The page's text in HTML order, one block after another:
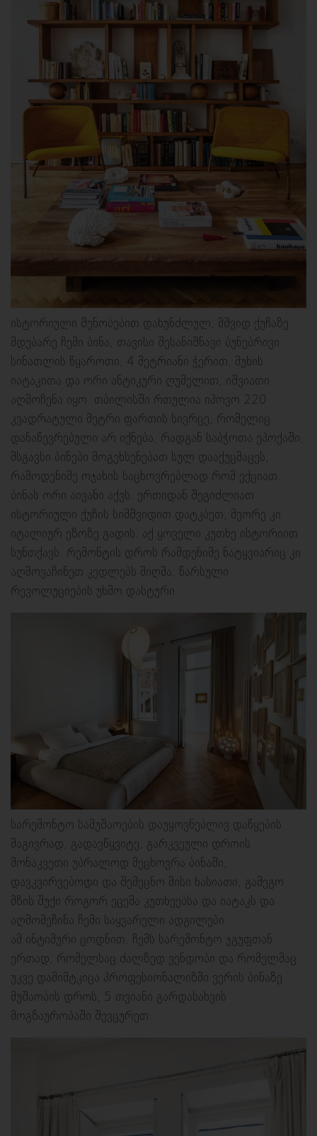
ისტორიული შენობებით დახუნძლულ, მშვიდ ქუჩაზე
მდებარე ჩემი ბინა, თავისი შესანიშნავი ბუნებრივი
სინათლის წყაროთი, 4 მეტრიანი ჭერით, მუხის
იატაკითა და ორი ანტიკური ღუმელით, იშვიათი
აღმოჩენა იყო. თბილისში რთულია იპოვო 220
კვადრატული მეტრი ფართის სივრცე, რომელიც
დანაწევრებული არ იქნება, რადგან საბჭოთა ეპოქაში,
მსგავსი ბინები მოგეხსენებათ სულ დააქუცმაცეს,
რამოდენიმე ოჯახის საცხოვრებლად რომ ექციათ.
ბინას ორი აივანი აქვს. ერთიდან შეგიძლიათ
ისტორიული ქუჩის სიმშვიდით დატკბეთ, მეორე კი
იტალიურ ეზოზე გადის. აქ ყოველი კუთხე ისტორიით
სუნთქავს. რემონტის დროს რამდენიმე ნატყვიარიც კი
აღმოვაჩინეთ კედლებს მიღმა; წარსული
რევოლუციების უხმო დასტური.
სარემონტო სამუშაოების დაუყოვნებლივ დაწყების
მაგივრად, გადავწყვიტე, გარკვეული დროის
მონაკვეთი უბრალოდ მეცხოვრა ბინაში,
დავკვირვებოდი და შემეცნო მისი ხასიათი, გამეგო
მზის შუქი როგორ ეცემა კუთხეებსა და იატაკს და
აღმომეჩინა ჩემი საყვარელი ადგილები.
ამ ინტიმური ცოდნით, ჩემს სარემონტო ჯგუფთან
ერთად, რომელსაც ძალზედ ვენდობი და რომელმაც
უკვე დამიმტკიცა პროფესიონალიზმი ვერის ბინაზე
მუშაობის დროს, 5 თვიანი გარდასახვის
მოგზაურობაში შევცურეთ.